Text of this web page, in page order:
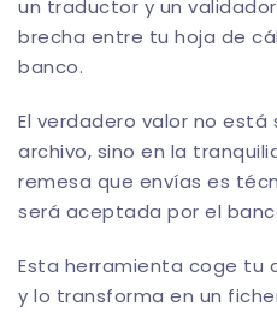
un traductor y un
brecha entre tu hoja de
banco.
El verdadero valor no está
archivo, sino en la
remesa que envías es
será aceptada por el
Esta herramienta coge tu
y lo transforma en un